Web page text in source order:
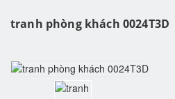
tranh phòng khách 0024T3D